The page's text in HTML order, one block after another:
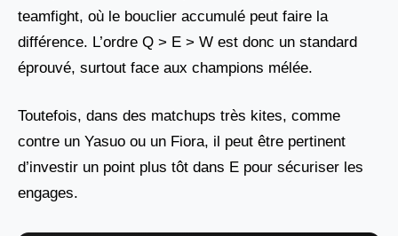
teamfight, où le bouclier accumulé peut faire la
différence. L’ordre Q > E > W est donc un standard
éprouvé, surtout face aux champions mélée.
Toutefois, dans des matchups très kites, comme
contre un Yasuo ou un Fiora, il peut être pertinent
d’investir un point plus tôt dans E pour sécuriser les
engages.